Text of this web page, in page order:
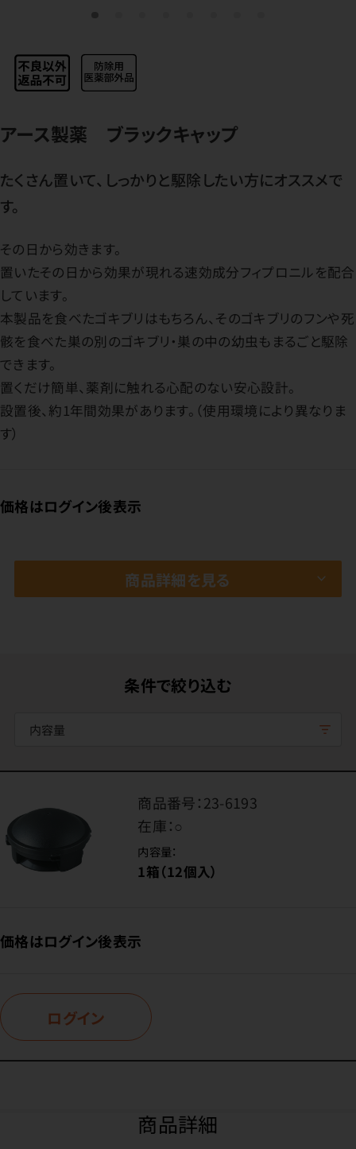
アース製薬 ブラックキャップ
たくさん置いて、しっかりと駆除したい方にオススメで
す。
その日から効きます。
置いたその日から効果が現れる速効成分フィプロニルを配合
しています。
本製品を食べたゴキブリはもちろん、そのゴキブリのフンや死
骸を食べた巣の別のゴキブリ・巣の中の幼虫もまるごと駆除
できます。
置くだけ簡単、薬剤に触れる心配のない安心設計。
設置後、約1年間効果があります。（使用環境により異なりま
す）
価格はログイン後表示
商品詳細を見る
条件で絞り込む
内容量
商品番号：23-6193
在庫：○
内容量：
1箱（12個入）
価格はログイン後表示
ログイン
商品詳細